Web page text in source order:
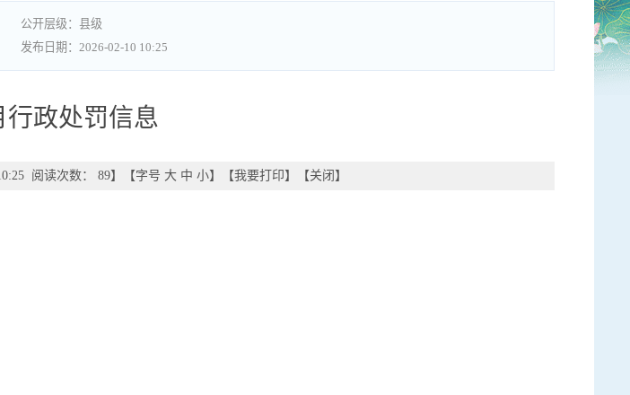
县级
2026-02-10 10:25
行政处罚信息
阅读次数： 89】【字号 大 中 小】【我要打印】【关闭 】